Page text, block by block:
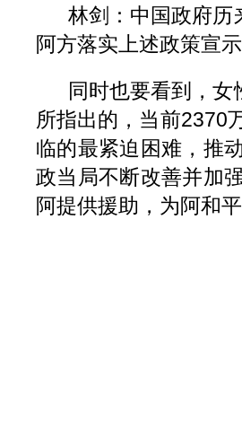
林剑：中国政府历
阿方落实上述政策宣
同时也要看到，
所指出的，当前2370
临的最紧迫困难，推
政当局不断改善并加
阿提供援助，为阿和